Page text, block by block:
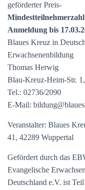
geförderter Preis-
Anmeldung bis
Blaues Kreuz in
Erwachsenenbildung
Thomas Herwig
Blau-Kreuz-Heim-Str.
Tel.: 02736/2090
E-Mail:
Veranstalter: Blaues
41, 42289 Wuppertal
Gefördert durch das
Evangelische
Deutschland e.V. ist